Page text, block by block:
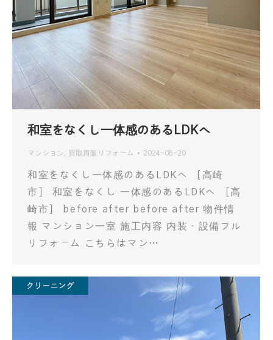
和室をなくし一体感のあるLDKへ
マンション 買取再販リフォーム 2024-08-20
和室をなくし一体感のあるLDKへ ［高崎
市］ 和室をなくし 一体感のあるLDKへ ［高
崎市］ before after before after 物件情
報 マンション一室 施工内容 内装・設備フル
リフォーム こちらはマン…